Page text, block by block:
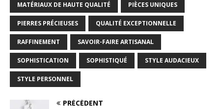
MATÉRIAUX DE HAUTE QUALITÉ PIÈCES UNIQUES
PIERRES PRÉCIEUSES QUALITÉ EXCEPTIONNELLE
RAFFINEMENT SAVOIR-FAIRE ARTISANAL
SOPHISTICATION SOPHISTIQUÉ STYLE AUDACIEUX
STYLE PERSONNEL
PRÉCÉDENT